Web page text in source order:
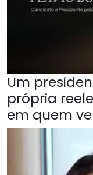
Um
própria
em quem